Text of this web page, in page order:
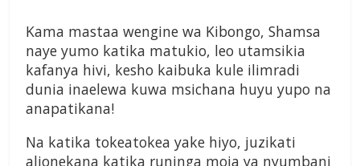
Kama mastaa wengine wa Kibongo, Shamsa
naye yumo katika matukio, leo utamsikia
kafanya hivi, kesho kaibuka kule ilimradi
dunia inaelewa kuwa msichana huyu yupo na
anapatikana!
Na katika tokeatokea yake hiyo, juzikati
alionekana katika runinga moja ya nyumbani